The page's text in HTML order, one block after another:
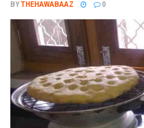
BYTHEHAWABAAZ 0